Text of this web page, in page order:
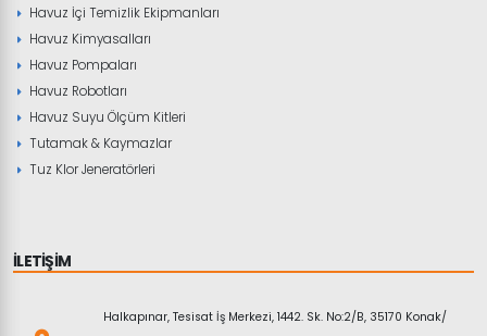
Havuz İçi Temizlik Ekipmanları
Havuz Kimyasalları
Havuz Pompaları
Havuz Robotları
Havuz Suyu Ölçüm Kitleri
Tutamak & Kaymazlar
Tuz Klor Jeneratörleri
İLETİŞİM
Halkapınar, Tesisat İş Merkezi, 1442. Sk. No:2/B, 35170 Konak/